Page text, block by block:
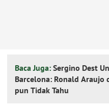
Baca Juga: Sergino Dest
Barcelona: Ronald Araujo
pun Tidak Tahu